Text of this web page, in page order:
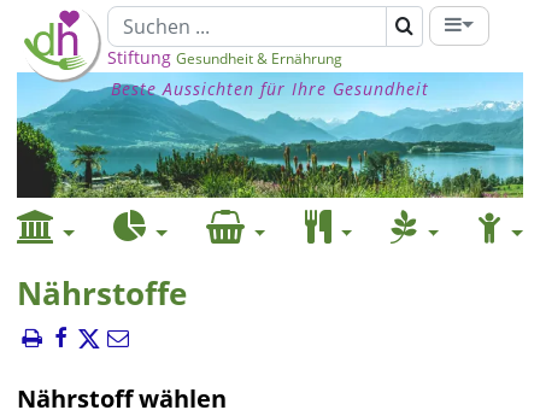
Stiftung Gesundheit & Ernährung
Beste Aussichten für Ihre Gesundheit
Nährstoffe
Nährstoff wählen